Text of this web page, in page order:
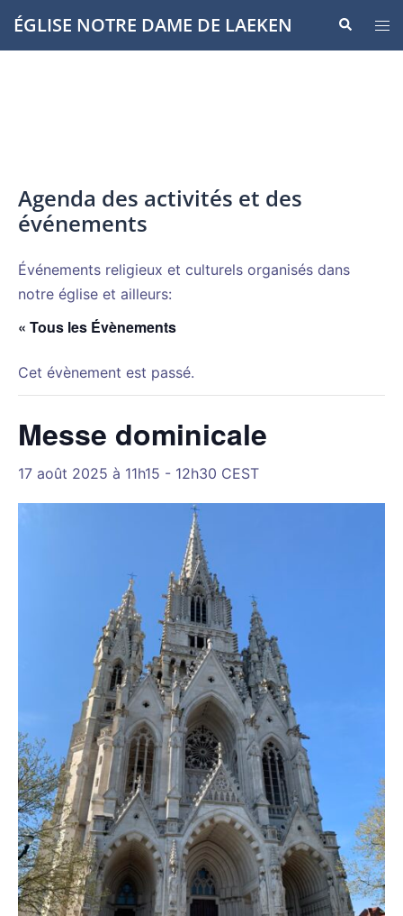
Aller
auÉGLISE NOTRE DAME DE LAEKEN
le
Agenda des activités et des
événements
Événements religieux et culturels organisés dans
notre église et ailleurs:
« Tous les Évènements
Cet évènement est passé.
Messe dominicale
17 août 2025 à 11h15 - 12h30 CEST